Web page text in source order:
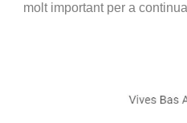
molt important per a